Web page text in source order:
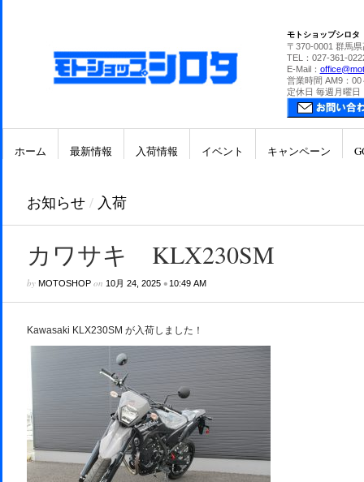
モトショップシロタ
〒370-0001 群馬
TEL：027-361-
E-Mail：
営業時間 AM9：00
定休日 毎週月曜日
ホーム 最新情報 入荷情報 イベント キャンペーン
お知らせ / 入荷
カワサキ KLX230SM
by MOTOSHOPon 10月 24, 2025• 10:49 AM
Kawasaki KLX230SM が入荷しました！